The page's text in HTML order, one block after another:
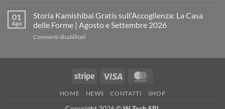
una
lezione
dell’Accoglienza:
Giorni
Kamishibai
Gratis
da
usarle
con
bambini
01
Ago
Storia Kamishibai Gratis sull’Accoglienza: La Casa
delle Forme | Agosto e Settembre 2026
Commenti disabilitati
La
delle
Stripe Visa
HOME NEWS CONTATTI SHOP